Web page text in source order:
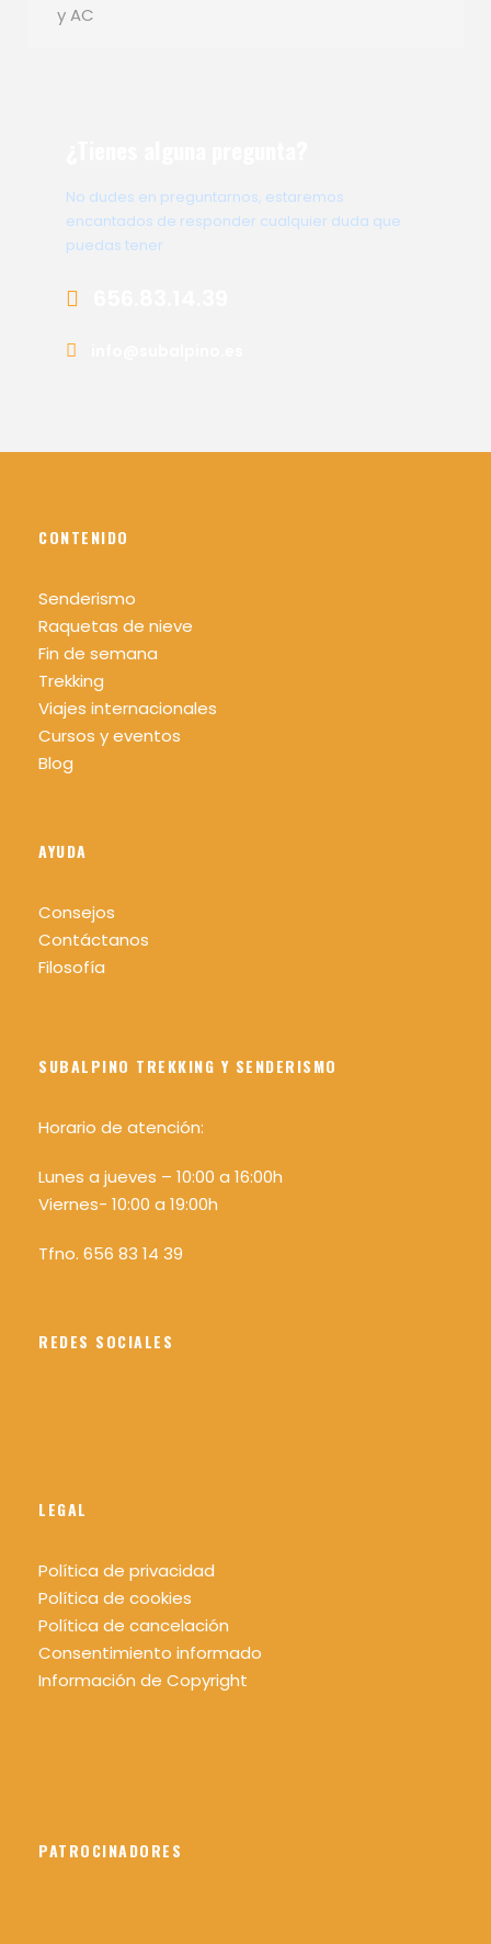
y AC
No dudes en preguntarnos, estaremos
encantados de responder cualquier duda que
puedas tener
CONTENIDO
Senderismo
Raquetas de nieve
Fin de semana
Trekking
Viajes internacionales
Cursos y eventos
Blog
AYUDA
Consejos
Contáctanos
Filosofía
SUBALPINO TREKKING Y SENDERISMO
Horario de atención:
Lunes a jueves – 10:00 a 16:00h
Viernes- 10:00 a 19:00h
Tfno. 656 83 14 39
REDES SOCIALES
LEGAL
Política de privacidad
Política de cookies
Política de cancelación
Consentimiento informado
Información de Copyright
PATROCINADORES